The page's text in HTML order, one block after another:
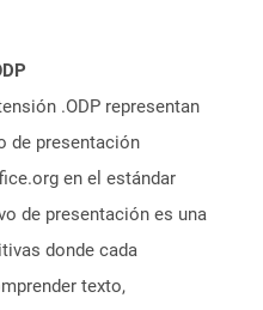
.ODP representan
de presentación
en el estándar
de presentación es una
donde cada
texto,